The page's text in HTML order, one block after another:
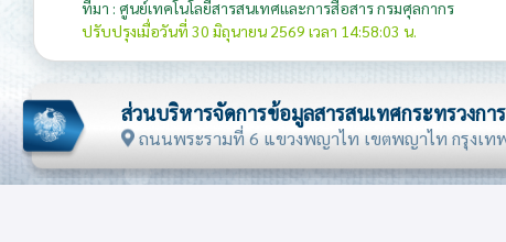
ที่มา : ศูนย์เทคโนโลยีสารสนเทศและการสื่อสาร กรมศุลกากร
ปรับปรุงเมื่อวันที่ 30 มิถุนายน 2569 เวลา 14:58:03 น.
ส่วนบริหารจัดการข้อมูลสารสนเทศกระทรวงก
ถนนพระรามที่ 6 แขวงพญาไท เขตพญาไท กรุงเท